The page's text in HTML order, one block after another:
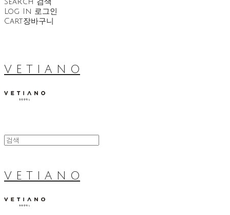
Log In 로그인
Cart장바구니
V E T I A N O
V E T I A N O